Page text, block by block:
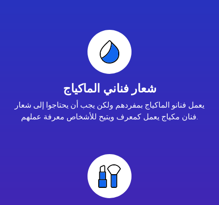
شعار فناني الماكياج
يعمل فنانو الماكياج بمفردهم ولكن يجب أن يحتاجوا إلى شعار
فنان مكياج يعمل كمعرف ويتيح للأشخاص معرفة عملهم.